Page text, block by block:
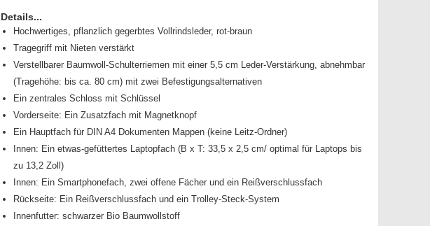
Details...
Hochwertiges, pflanzlich gegerbtes Vollrindsleder, rot-braun
Tragegriff mit Nieten verstärkt
Verstellbarer Baumwoll-Schulterriemen mit einer 5,5 cm Leder-Verstärkung, abnehmbar
(Tragehöhe: bis ca. 80 cm) mit zwei Befestigungsalternativen
Ein zentrales Schloss mit Schlüssel
Vorderseite: Ein Zusatzfach mit Magnetknopf
Ein Hauptfach für DIN A4 Dokumenten Mappen (keine Leitz-Ordner)
Innen: Ein etwas-gefüttertes Laptopfach (B x T: 33,5 x 2,5 cm/ optimal für Laptops bis
zu 13,2 Zoll)
Innen: Ein Smartphonefach, zwei offene Fächer und ein Reißverschlussfach
Rückseite: Ein Reißverschlussfach und ein Trolley-Steck-System
Innenfutter: schwarzer Bio Baumwollstoff